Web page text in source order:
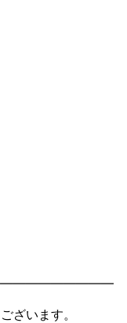
ざいます。